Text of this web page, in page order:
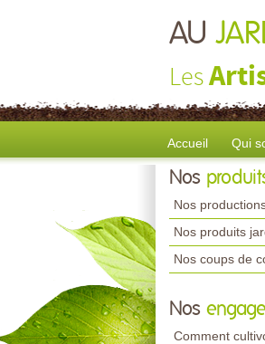
AU
Les
Accueil Qui
Nos
Nos
Nos produits
Nos coups de
Nos
Comment